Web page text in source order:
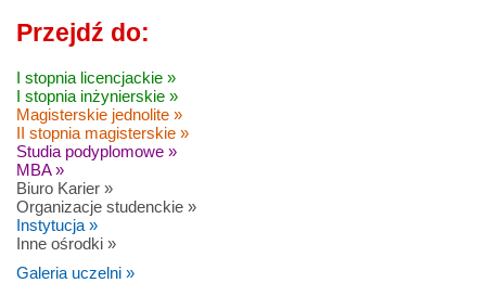
Przejdź do:
I stopnia licencjackie »
I stopnia inżynierskie »
Magisterskie jednolite »
II stopnia magisterskie »
Studia podyplomowe »
MBA »
Biuro Karier »
Organizacje studenckie »
Instytucja »
Inne ośrodki »
Galeria uczelni »